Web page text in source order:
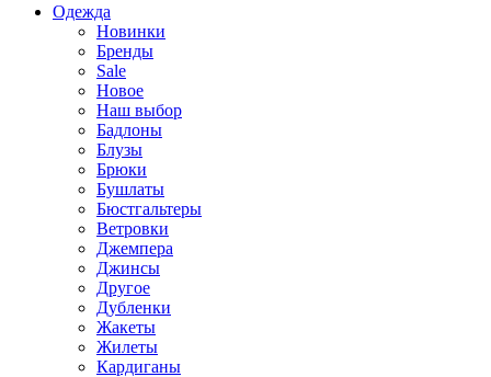
Одежда
Новинки
Бренды
Sale
Новое
Наш выбор
Бадлоны
Блузы
Брюки
Бушлаты
Бюстгальтеры
Ветровки
Джемпера
Джинсы
Другое
Дубленки
Жакеты
Жилеты
Кардиганы